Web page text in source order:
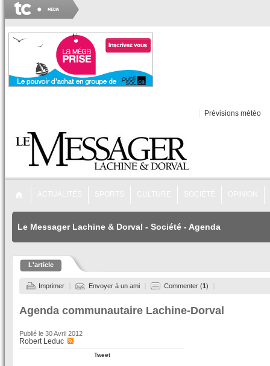
Prévisions météo
Le Messager Lachine & Dorval - Société - Agenda
L'article
Imprimer Envoyer à un ami Commenter (1)
Agenda communautaire Lachine-Dorval
Publié le 30 Avril 2012
Robert Leduc
Tweet